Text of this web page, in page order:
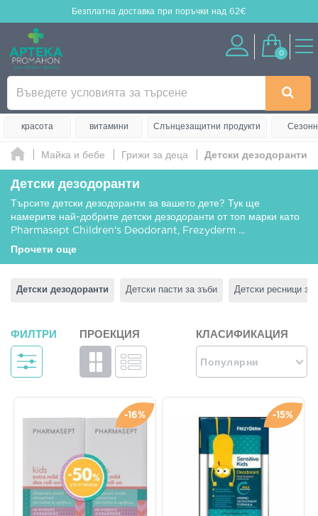
Безплатна доставка при поръчки над 62€
0
красота витамини Слънцезащитни продукти
Майка и бебе Грижи за деца Детски дезодоранти
Детски дезодоранти
Търсите детски дезодоранти за вашето дете? Тук ще
намерите най-добрите детски дезодоранти от топ марки като
Pharmasept Children's Deodorant, Frezyderm ...
Прочети още
Детски дезодоранти Детски пасти за зъби Детски ресници за
ФИЛТРИ ПРОЕКЦИЯ КЛАСИФИКАЦИЯ
Популярни
-16% -15%